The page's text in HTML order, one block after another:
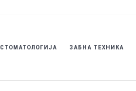
СТОМАТОЛОГИЈА ЗАБНА ТЕХНИКА